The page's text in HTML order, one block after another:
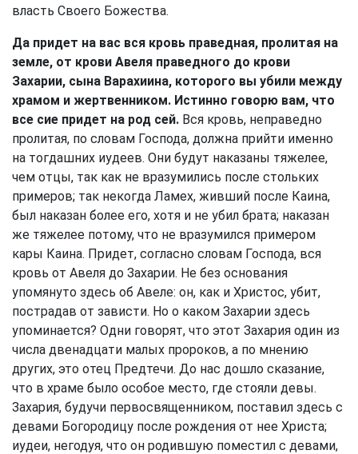
власть Своего Божества.
Да придет на вас вся кровь праведная, пролитая на
земле, от крови Авеля праведного до крови
Захарии, сына Варахиина, которого вы убили между
храмом и жертвенником. Истинно говорю вам, что
все сие придет на род сей. Вся кровь, неправедно
пролитая, по словам Господа, должна прийти именно
на тогдашних иудеев. Они будут наказаны тяжелее,
чем отцы, так как не вразумились после стольких
примеров; так некогда Ламех, живший после Каина,
был наказан более его, хотя и не убил брата; наказан
же тяжелее потому, что не вразумился примером
кары Каина. Придет, согласно словам Господа, вся
кровь от Авеля до Захарии. Не без основания
упомянуто здесь об Авеле: он, как и Христос, убит,
пострадав от зависти. Но о каком Захарии здесь
упоминается? Одни говорят, что этот Захария один из
числа двенадцати малых пророков, а по мнению
других, это отец Предтечи. До нас дошло сказание,
что в храме было особое место, где стояли девы.
Захария, будучи первосвященником, поставил здесь с
девами Богородицу после рождения от нее Христа;
иудеи, негодуя, что он родившую поместил с девами,